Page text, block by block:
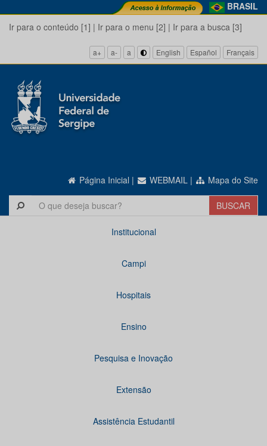
BRASIL
Ir para o conteúdo [1] | Ir para o menu [2] | Ir para a busca [3]
a+ a- a English Español Français
Página Inicial | WEBMAIL | Mapa do Site
Institucional
Campi
Hospitais
Ensino
Pesquisa e Inovação
Extensão
Assistência Estudantil